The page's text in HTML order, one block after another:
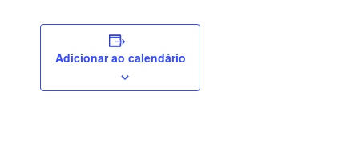
Adicionar ao calendário